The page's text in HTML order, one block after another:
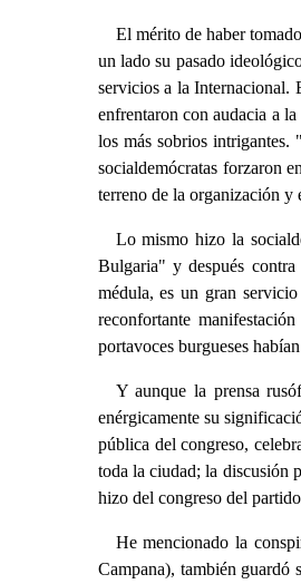
El mérito de haber
un lado su pasado
servicios a la Internacional.
enfrentaron con audacia a
los más sobrios
socialdemócratas forzaron
terreno de la organización
Lo mismo hizo la
Bulgaria" y después
médula, es un gran
reconfortante
portavoces burgueses
Y aunque la prensa
enérgicamente su
pública del congreso,
toda la ciudad; la discusión
hizo del congreso del
He mencionado la
Campana), también guardó